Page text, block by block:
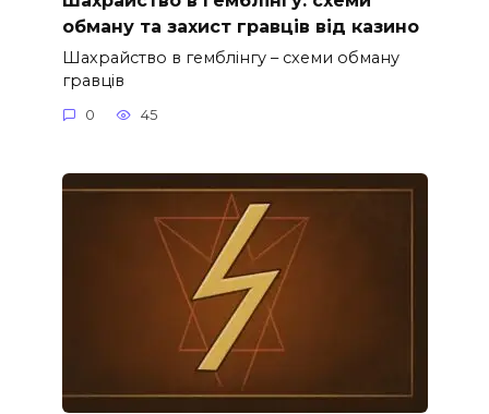
обману та захист гравців від казино
Шахрайство в гемблінгу – схеми обману
гравців
0 45